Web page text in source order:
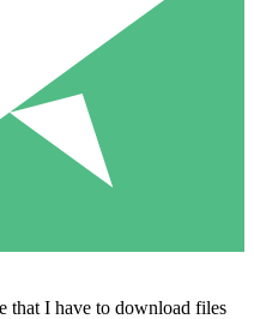
that I have to download files